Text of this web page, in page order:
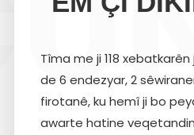
Tîma me ji 118
de 6 endezyar, 2
firotanê, ku hemî ji bo
awarte hatine